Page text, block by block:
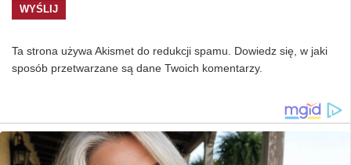
Ta strona używa Akismet do redukcji spamu. Dowiedz się, w jaki
sposób przetwarzane są dane Twoich komentarzy.